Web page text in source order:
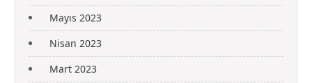
Mayıs 2023
Nisan 2023
Mart 2023